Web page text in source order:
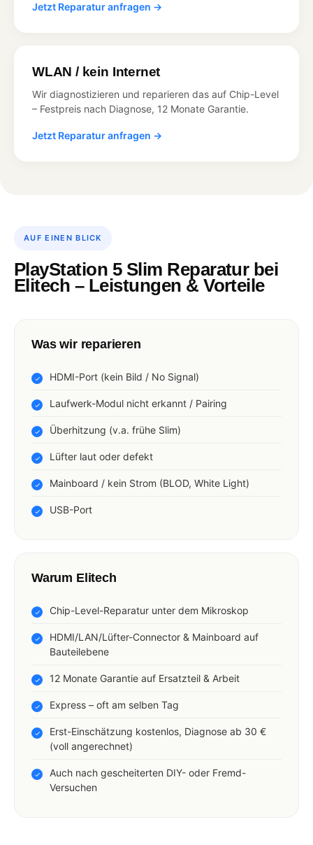
Jetzt Reparatur anfragen →
WLAN / kein Internet
Wir diagnostizieren und reparieren das auf Chip-Level
– Festpreis nach Diagnose, 12 Monate Garantie.
Jetzt Reparatur anfragen →
AUF EINEN BLICK
PlayStation 5 Slim Reparatur bei
Elitech – Leistungen & Vorteile
Was wir reparieren
HDMI-Port (kein Bild / No Signal)
Laufwerk-Modul nicht erkannt / Pairing
Überhitzung (v.a. frühe Slim)
Lüfter laut oder defekt
Mainboard / kein Strom (BLOD, White Light)
USB-Port
Warum Elitech
Chip-Level-Reparatur unter dem Mikroskop
HDMI/LAN/Lüfter-Connector & Mainboard auf
Bauteilebene
12 Monate Garantie auf Ersatzteil & Arbeit
Express – oft am selben Tag
Erst-Einschätzung kostenlos, Diagnose ab 30 €
(voll angerechnet)
Auch nach gescheiterten DIY- oder Fremd-
Versuchen